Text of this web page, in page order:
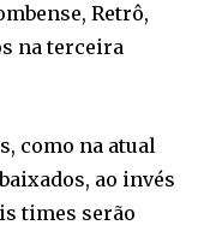
Retrô,
na terceira
como na atual
ao invés
times serão